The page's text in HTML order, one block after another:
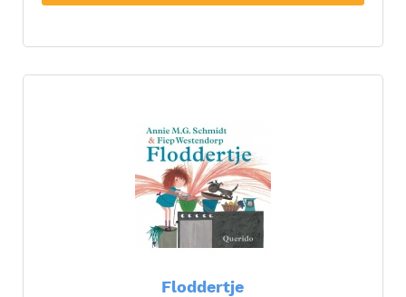
Floddertje